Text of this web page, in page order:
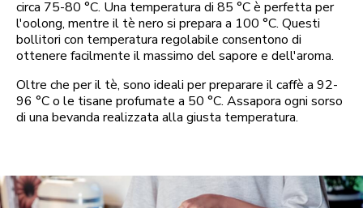
circa 75-80 °C. Una temperatura di 85 °C è perfetta per
l'oolong, mentre il tè nero si prepara a 100 °C. Questi
bollitori con temperatura regolabile consentono di
ottenere facilmente il massimo del sapore e dell'aroma.
Oltre che per il tè, sono ideali per preparare il caffè a 92-
96 °C o le tisane profumate a 50 °C. Assapora ogni sorso
di una bevanda realizzata alla giusta temperatura.